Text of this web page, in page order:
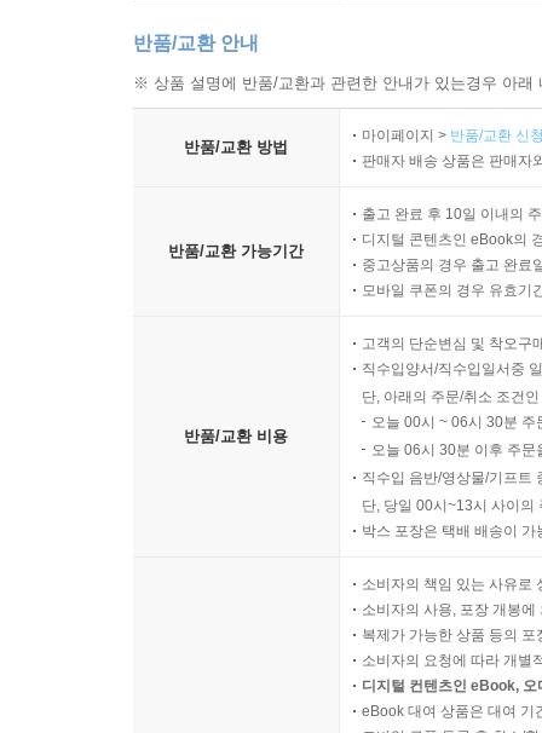
반품/교환 안내
※ 상품 설명에 반품/교환과 관련한 안내가 있는경우 아
반품/교환 방법
마이페이지 > 반품/교환 신
판매자 배송 상품은 판매자
반품/교환 가능기간
출고 완료 후 10일 이내의
디지털 콘텐츠인 eBook의
중고상품의 경우 출고 완료
모바일 쿠폰의 경우 유효기
반품/교환 비용
고객의 단순변심 및 착오구
직수입양서/직수입일서중
단, 아래의 주문/취소 조건
오늘 00시 ~ 06시 30분
오늘 06시 30분 이후 주
직수입 음반/영상물/기프트
단, 당일 00시~13시 사이의
박스 포장은 택배 배송이
소비자의 책임 있는 사유로
소비자의 사용, 포장 개봉
복제가 가능한 상품 등의
소비자의 요청에 따라 개별
디지털 컨텐츠인 eBook,
eBook 대여 상품은 대여 기